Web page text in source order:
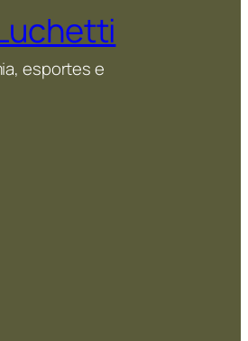
esportes e